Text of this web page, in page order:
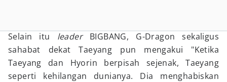
Selain itu leaderBIGBANG, G-Dragon sekaligus
sahabat dekat Taeyang pun mengakui "Ketika
Taeyang dan Hyorin berpisah sejenak, Taeyang
seperti kehilangan dunianya. Dia menghabiskan